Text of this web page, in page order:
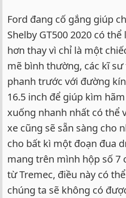
Ford đang cố gắng giúp
Shelby GT500 2020 có
hơn thay vì chỉ là một
mẽ bình thường, các kĩ
phanh trước với đường
16.5 inch để giúp kìm
xuống nhanh nhất có thể
xe cũng sẽ sẵn sàng cho
cho bất kì một đoạn đua
mang trên mình hộp số 7
từ Tremec, điều này có
chúng ta sẽ không có